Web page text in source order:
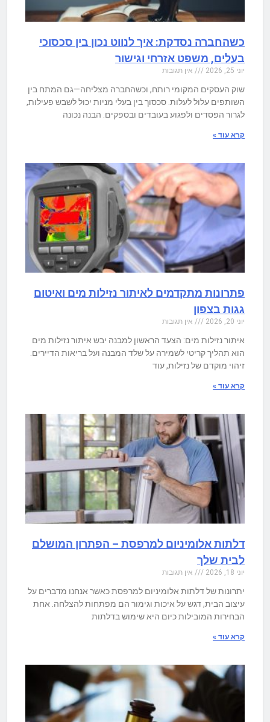
כשהחברה נסדקת: איך לנווט נכון בין סכסוכי
בעלים, משפט אזרחי וגישור
יוני 25, 2026 אין תגובות
שוק העסקים המקומי רותח, וכשהחברה מצליחה—גם המתח בין
השותפים עלול לעלות. סכסוך בין בעלי מניות יכול לשבש פעילות,
לגרור הפסדים ולפגוע בעובדים ובספקים. הבנה נכונה
קרא עוד »
פתרונות מתקדמים לאיתור נזילות מים ואיטום
גגות בצפון
יוני 20, 2026 אין תגובות
איתור נזילות מים: הצעד הראשון למבנה יבש איתור נזילות מים
הוא תהליך קריטי לשמירה על שלד המבנה ועל בריאות הדיירים.
זיהוי מוקדם של נזילות, עוד
קרא עוד »
דלתות אלומיניום למרפסת – הפתרון המושלם
לבית שלך
יוני 18, 2026 אין תגובות
יתרונות של דלתות אלומיניום למרפסת כאשר אנחנו מדברים על
עיצוב הבית, דגש על איכות וגימור הם מפתחות להצלחה. אחת
הבחירות המובילות כיום היא שימוש בדלתות
קרא עוד »